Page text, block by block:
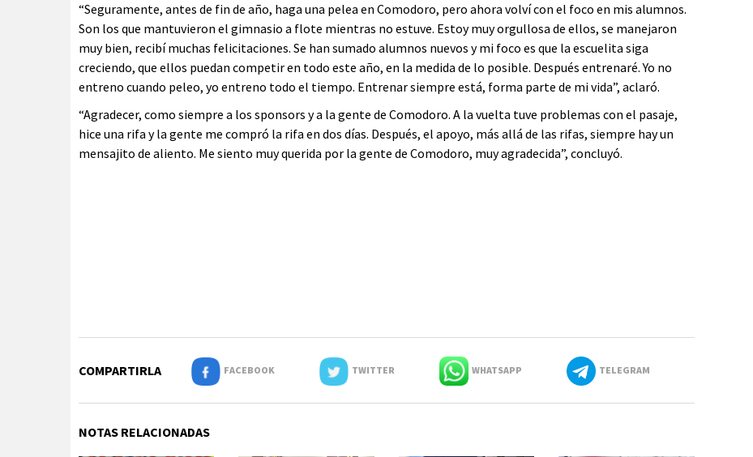
“Seguramente, antes de fin de año, haga una pelea en Comodoro, pero ahora volví con el foco en mis alumnos.
Son los que mantuvieron el gimnasio a flote mientras no estuve. Estoy muy orgullosa de ellos, se manejaron
muy bien, recibí muchas felicitaciones. Se han sumado alumnos nuevos y mi foco es que la escuelita siga
creciendo, que ellos puedan competir en todo este año, en la medida de lo posible. Después entrenaré. Yo no
entreno cuando peleo, yo entreno todo el tiempo. Entrenar siempre está, forma parte de mi vida”, aclaró.
“Agradecer, como siempre a los sponsors y a la gente de Comodoro. A la vuelta tuve problemas con el pasaje,
hice una rifa y la gente me compró la rifa en dos días. Después, el apoyo, más allá de las rifas, siempre hay un
mensajito de aliento. Me siento muy querida por la gente de Comodoro, muy agradecida”, concluyó.
COMPARTIRLA FACEBOOK TWITTER WHATSAPP TELEGRAM
NOTAS RELACIONADAS